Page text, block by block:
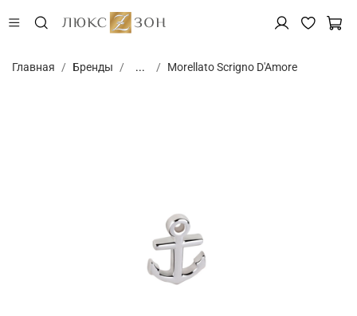
Главная Бренды ... Morellato Scrigno D'Amore